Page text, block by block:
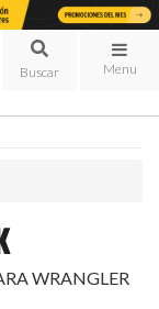
Menu
WRANGLER